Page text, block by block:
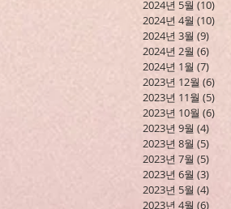
2024년 5월 (10)
2024년 4월 (10)
2024년 3월 (9)
2024년 2월 (6)
2024년 1월 (7)
2023년 12월 (6)
2023년 11월 (5)
2023년 10월 (6)
2023년 9월 (4)
2023년 8월 (5)
2023년 7월 (5)
2023년 6월 (3)
2023년 5월 (4)
2023년 4월 (6)